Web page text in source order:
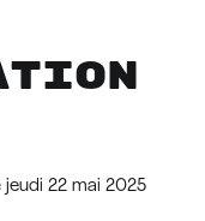
jeudi 22 mai 2025